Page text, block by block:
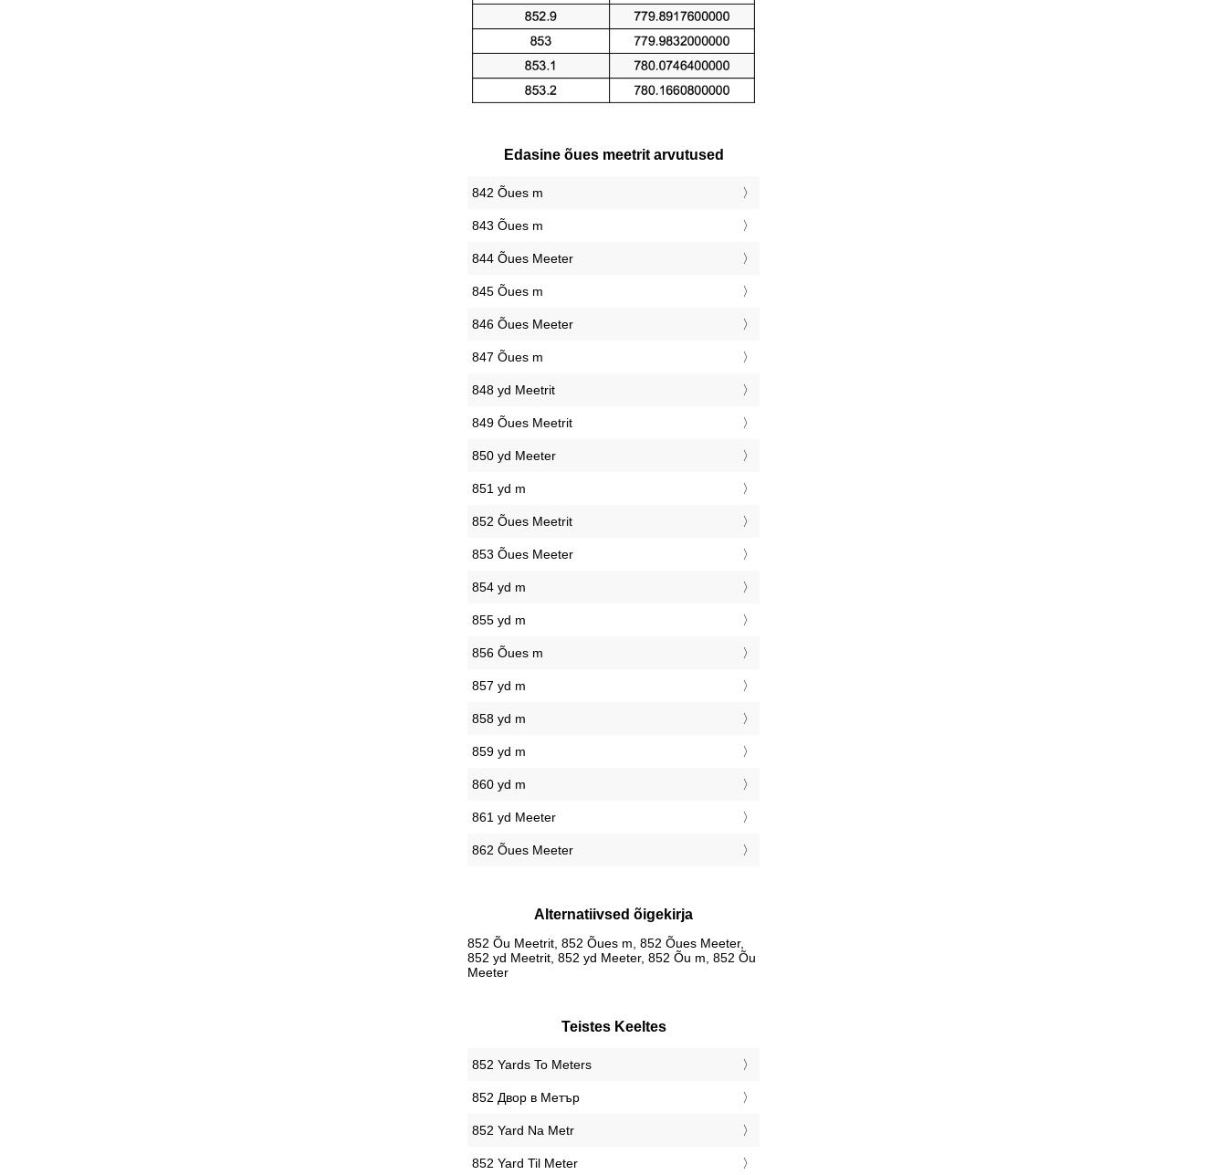
Edasine õues meetrit arvutused
842 Õues m
843 Õues m
844 Õues Meeter
845 Õues m
846 Õues Meeter
847 Õues m
848 yd Meetrit
849 Õues Meetrit
850 yd Meeter
851 yd m
852 Õues Meetrit
853 Õues Meeter
854 yd m
855 yd m
856 Õues m
857 yd m
858 yd m
859 yd m
860 yd m
861 yd Meeter
862 Õues Meeter
Alternatiivsed õigekirja
852 Õu Meetrit, 852 Õues m, 852 Õues Meeter,
852 yd Meetrit, 852 yd Meeter, 852 Õu m, 852 Õu
Meeter
Teistes Keeltes
‎852 Yards To Meters
‎852 Двор в Метър
‎852 Yard Na Metr
‎852 Yard Til Meter